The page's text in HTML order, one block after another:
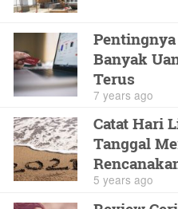
Banyak
Terus
7 years ago
Catat Hari
Tanggal
5 years ago